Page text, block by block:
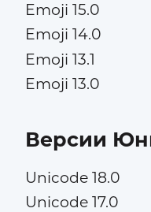
Emoji 15.0
Emoji 14.0
Emoji 13.1
Emoji 13.0
Версии
Unicode 18.0
Unicode 17.0